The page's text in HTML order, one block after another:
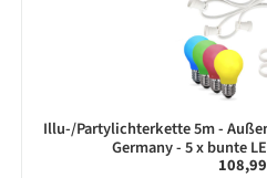
Illu-/Partylichterkette 5m -
Germany - 5 x bunte